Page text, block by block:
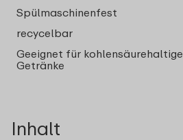
Spülmaschinenfest
recycelbar
Geeignet für kohlensäurehaltige
Getränke
Inhalt